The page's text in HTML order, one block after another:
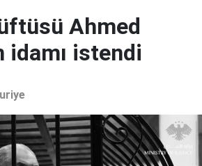
Ahmed
idamı istendi